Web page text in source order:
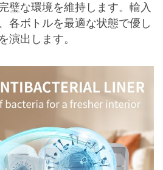
璧な環境を維持します。輸入
各ボトルを最適な状態で優し
演出します。